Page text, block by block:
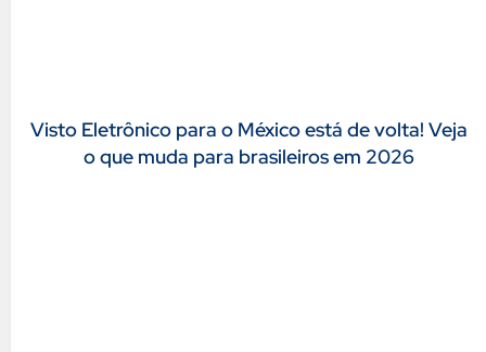
Visto Eletrônico para o México está de volta! Veja
o que muda para brasileiros em 2026